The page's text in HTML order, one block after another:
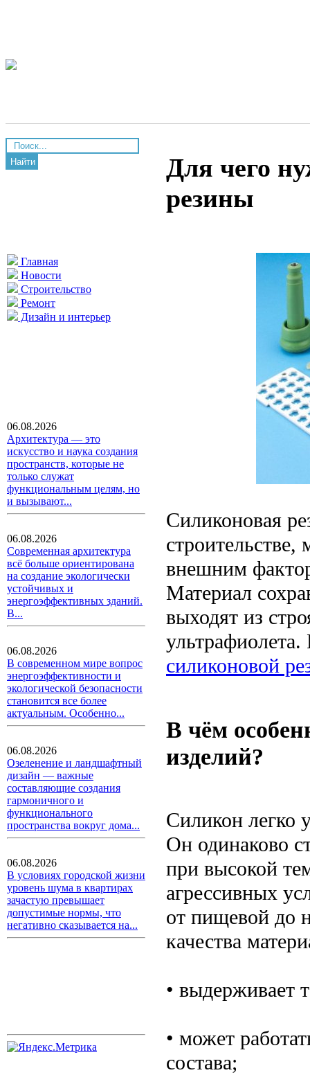
Найти
Главная
Новости
Строительство
Ремонт
Дизайн и интерьер
06.08.2026
Архитектура — это
искусство и наука создания
пространств, которые не
только служат
функциональным целям, но
и вызывают...
06.08.2026
Современная архитектура
всё больше ориентирована
на создание экологически
устойчивых и
энергоэффективных зданий.
В...
06.08.2026
В современном мире вопрос
энергоэффективности и
экологической безопасности
становится все более
актуальным. Особенно...
06.08.2026
Озеленение и ландшафтный
дизайн — важные
составляющие создания
гармоничного и
функционального
пространства вокруг дома...
06.08.2026
В условиях городской жизни
уровень шума в квартирах
зачастую превышает
допустимые нормы, что
негативно сказывается на...
Для чего
резины
Силиконовая
внешним
Материал
выходят из
силиконовой
В чём
изделий?
Силикон легко
Он одинаково
при высокой
агрессивных
от пищевой до
качества
• выдерживает
• может
состава;